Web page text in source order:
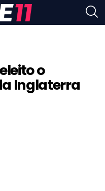
o
Inglaterra